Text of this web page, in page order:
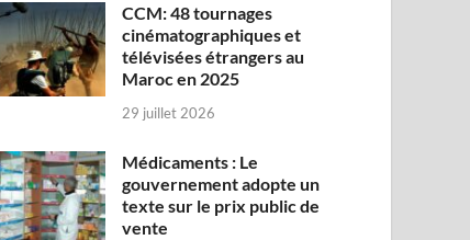
CCM: 48 tournages
cinématographiques et
télévisées étrangers au
Maroc en 2025
29 juillet 2026
Médicaments : Le
gouvernement adopte un
texte sur le prix public de
vente